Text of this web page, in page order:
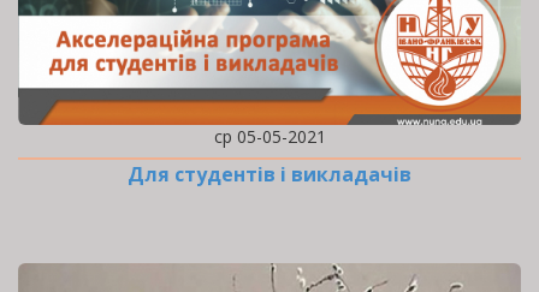
ср 05-05-2021
Для студентів і викладачів